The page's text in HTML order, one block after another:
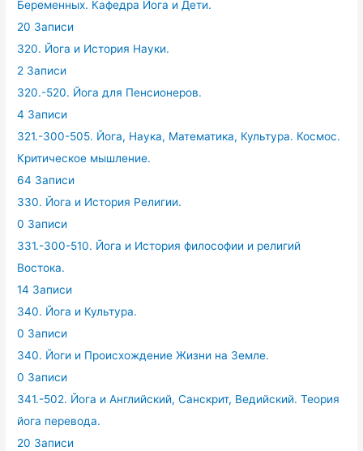
Беременных. Кафедра Йога и Дети.
20 Записи
320. Йога и История Науки.
2 Записи
320.-520. Йога для Пенсионеров.
4 Записи
321.-300-505. Йога, Наука, Математика, Культура. Космос.
Критическое мышление.
64 Записи
330. Йога и История Религии.
0 Записи
331.-300-510. Йога и История философии и религий
Востока.
14 Записи
340. Йога и Культура.
0 Записи
340. Йоги и Происхождение Жизни на Земле.
0 Записи
341.-502. Йога и Английский, Санскрит, Ведийский. Теория
йога перевода.
20 Записи